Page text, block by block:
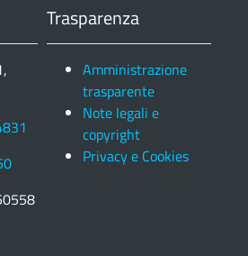
Trasparenza
Amministrazione
trasparente
Note legali e
copyright
Privacy e Cookies